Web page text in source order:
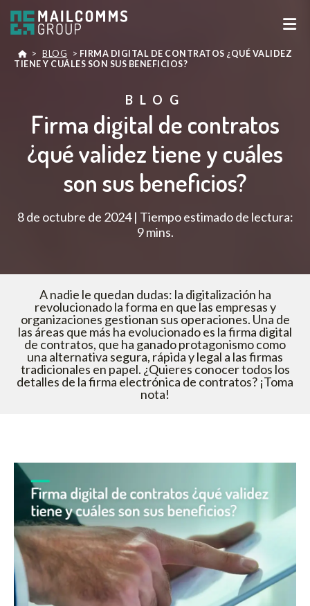
> BLOG > FIRMA DIGITAL DE CONTRATOS ¿QUÉ VALIDEZ
TIENE Y CUÁLES SON SUS BENEFICIOS?
BLOG
Firma digital de contratos
¿qué validez tiene y cuáles
son sus beneficios?
8 de octubre de 2024 | Tiempo estimado de lectura:
9 mins.
A nadie le quedan dudas: la digitalización ha
revolucionado la forma en que las empresas y
organizaciones gestionan sus operaciones. Una de
las áreas que más ha evolucionado es la firma digital
de contratos, que ha ganado protagonismo como
una alternativa segura, rápida y legal a las firmas
tradicionales en papel. ¿Quieres conocer todos los
detalles de la firma electrónica de contratos? ¡Toma
nota!